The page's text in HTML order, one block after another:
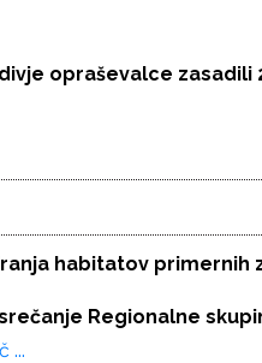
divje opraševalce
habitatov primernih
Regionalne
...